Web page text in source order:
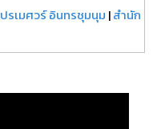
ปรเมศวร์ อินทรชุมนุม |สำนัก